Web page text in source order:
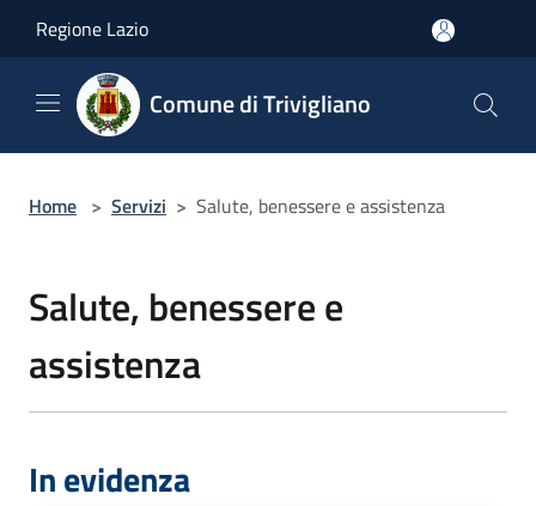
Regione Lazio
Comune di Trivigliano
Home > Servizi > Salute, benessere e assistenza
Salute, benessere e
assistenza
In evidenza